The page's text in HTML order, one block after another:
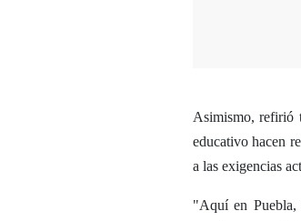
Asimismo, refirió
educativo hacen
a las exigencias
"Aquí en Puebla,